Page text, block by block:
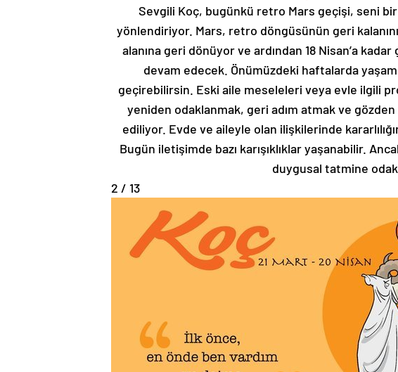
Sevgili Koç, bugünkü retro Mars geçişi, seni
yönlendiriyor. Mars, retro döngüsünün geri
alanına geri dönüyor ve ardından 18 Nisan’a
devam edecek. Önümüzdeki haftalarda
geçirebilirsin. Eski aile meseleleri veya evle ilgili
yeniden odaklanmak, geri adım atmak ve
ediliyor. Evde ve aileyle olan ilişkilerinde
Bugün iletişimde bazı karışıklıklar yaşanabilir.
duygusal tatmine
2 / 13